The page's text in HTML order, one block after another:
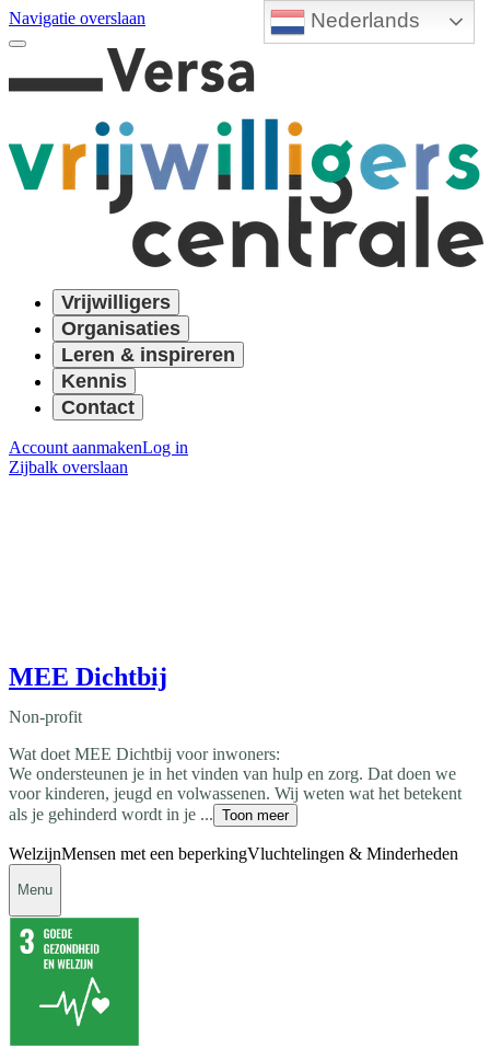
Nederlands
Navigatie overslaan
Vrijwilligers
Organisaties
Leren & inspireren
Kennis
Contact
Account aanmakenLog in
Zijbalk overslaan
MEE Dichtbij
Non-profit
Wat doet MEE Dichtbij voor inwoners:
We ondersteunen je in het vinden van hulp en zorg. Dat doen we
voor kinderen, jeugd en volwassenen. Wij weten wat het betekent
als je gehinderd wordt in je ... Toon meer
WelzijnMensen met een beperkingVluchtelingen & Minderheden
Menu